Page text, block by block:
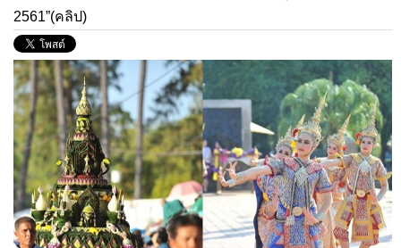
2561”(คลิป)